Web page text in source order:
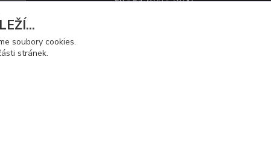
soubory cookies.
stránek.